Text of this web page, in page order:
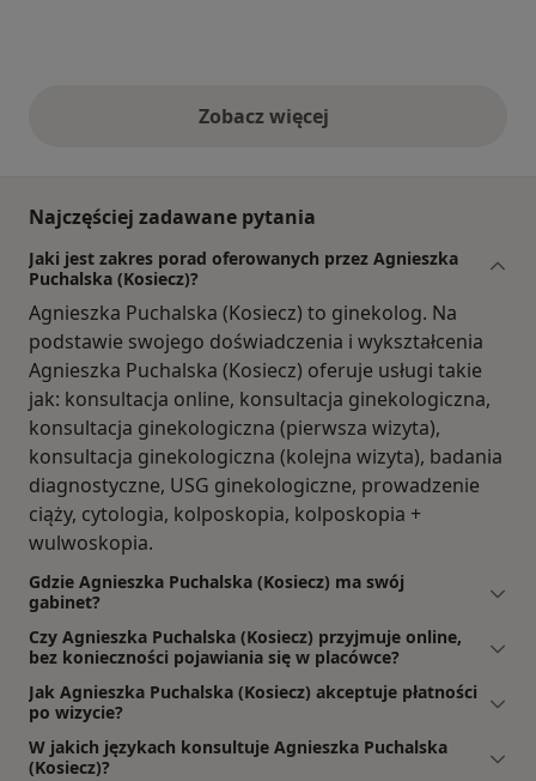
Zobacz więcejopinie powyżej
Najczęściej zadawane pytania
Jaki jest zakres porad oferowanych przez Agnieszka
Puchalska (Kosiecz)?
Agnieszka Puchalska (Kosiecz) to ginekolog. Na
podstawie swojego doświadczenia i wykształcenia
Agnieszka Puchalska (Kosiecz) oferuje usługi takie
jak: konsultacja online, konsultacja ginekologiczna,
konsultacja ginekologiczna (pierwsza wizyta),
konsultacja ginekologiczna (kolejna wizyta), badania
diagnostyczne, USG ginekologiczne, prowadzenie
ciąży, cytologia, kolposkopia, kolposkopia +
wulwoskopia.
Gdzie Agnieszka Puchalska (Kosiecz) ma swój
gabinet?
Czy Agnieszka Puchalska (Kosiecz) przyjmuje online,
bez konieczności pojawiania się w placówce?
Jak Agnieszka Puchalska (Kosiecz) akceptuje płatności
po wizycie?
W jakich językach konsultuje Agnieszka Puchalska
(Kosiecz)?